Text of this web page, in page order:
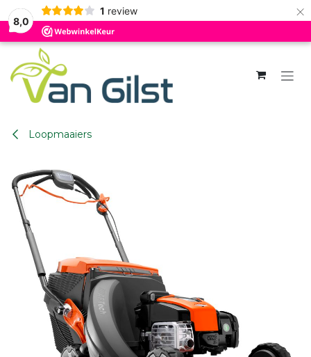
8,0
1 review ×
Overslaan naar inhoud
Loopmaaiers